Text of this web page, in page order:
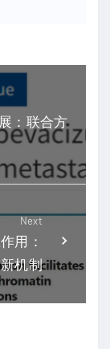
：联合方
Next
用：
机制